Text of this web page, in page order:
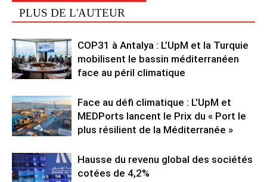
PLUS DE L'AUTEUR
COP31 à Antalya : L’UpM et la Turquie
mobilisent le bassin méditerranéen
face au péril climatique
Face au défi climatique : L’UpM et
MEDPorts lancent le Prix du « Port le
plus résilient de la Méditerranée »
Hausse du revenu global des sociétés
cotées de 4,2%